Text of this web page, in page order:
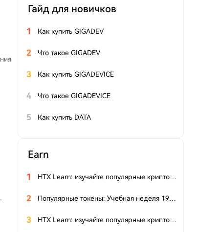
Гайд для новичков
1 Как купить GIGADEV
2 Что такое GIGADEV
3 Как купить GIGADEVICE
4 Что такое GIGADEVICE
5 Как купить DATA
Earn
1 HTX Learn: изучайте популярные криптовалюты и разделите призовой фонд $20 00 в $HTX
2 Популярные токены: Учебная неделя 19 — RWA и инфраструктура остаются в центре внимания; дневной объём торгов на платформе Pump возвращается к недавним максимумам
3 HTX Learn: изучайте популярные криптовалюты и разделите призовой фонд $20 000 в $HTX